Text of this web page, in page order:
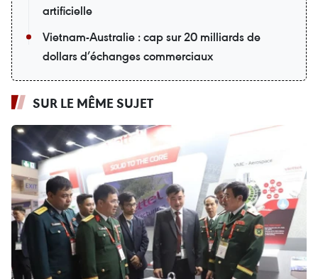
artificielle
Vietnam-Australie : cap sur 20 milliards de
dollars d’échanges commerciaux
SUR LE MÊME SUJET